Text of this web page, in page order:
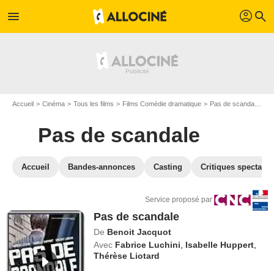
menu profil search
Accueil Cinéma Tous les films Films Comédie dramatique Pas de scandale
Pas de scandale
Accueil Bandes-annonces Casting Critiques
Service proposé par
Pas de scandale
De Benoit Jacquot
Avec Fabrice Luchini Isabelle Huppert
Thérèse Liotard